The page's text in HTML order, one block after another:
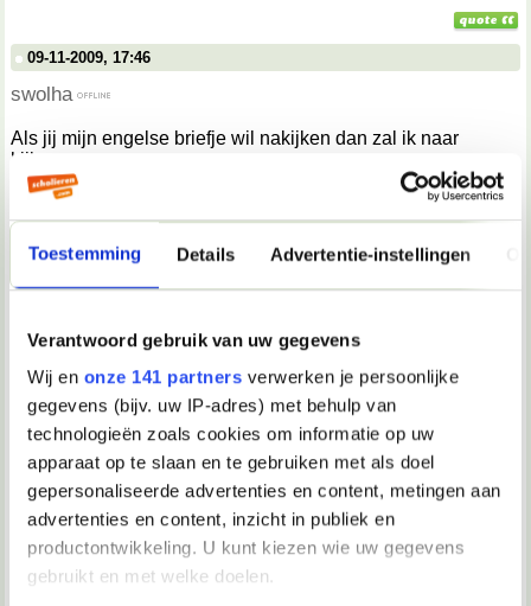
Toestemming Details Advertentie-instellingen
Verantwoord gebruik van uw gegevens
Wij en onze 141 partners verwerken je persoonlijke
gegevens (bijv. uw IP-adres) met behulp van
technologieën zoals cookies om informatie op uw
apparaat op te slaan en te gebruiken met als doel
gepersonaliseerde advertenties en content, metingen aan
advertenties en content, inzicht in publiek en
productontwikkeling. U kunt kiezen wie uw gegevens
gebruikt en met welke doelen.
09-11-2009, 17:46
swolha
Als jij mijn engelse briefje wil nakijken dan zal ik naar
kijken...
Als jij mijn engelse briefje wil nakijken dan zal ik naar
kijken...
Ik kan het proberen, stuur maar ..
edit: heb 't al.
09-11-2009, 18:01
NaamInGebruik
Zin niet beginnen met ik, lastig, maar doe het niet zoooo